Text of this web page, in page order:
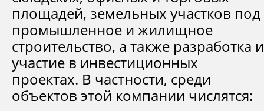
площадей, земельных участков под
промышленное и жилищное
строительство, а также разработка и
участие в инвестиционных
проектах. В частности, среди
объектов этой компании числятся: